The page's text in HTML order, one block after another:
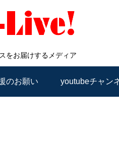
をお届けするメディア
のお願い youtubeチャン